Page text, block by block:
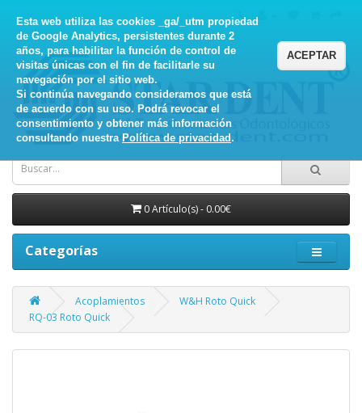
Esta web utiliza las cookies _ga/_utm propiedad
de Google Analytics, persistentes durante 2
años, para habilitar la función de control de
visitas únicas con el fin de facilitarle su
navegación por el sitio web.
Si continúa navegando consideramos que está
de acuerdo con su uso. Podrá revocar el
consentimiento y obtener más información
consultando nuestra Política de privacidad.
ACEPTAR
0 Artículo(s) - 0.00€
Categorías
Acoplamientos
W&H Roto Quick
RQ-03 Roto Quick